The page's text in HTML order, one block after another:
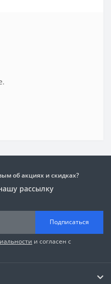
об акциях и скидках?
рассылку
Подписаться
и согласен с